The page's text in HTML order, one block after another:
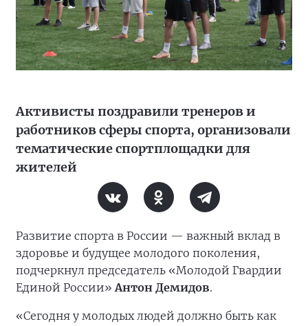
Активисты поздравили тренеров и
работников сферы спорта, организовали
тематические спортплощадки для
жителей
Развитие спорта в России — важный вклад в
здоровье и будущее молодого поколения,
подчеркнул председатель «Молодой Гвардии
Единой России»Антон Демидов.
«Сегодня у молодых людей должно быть как